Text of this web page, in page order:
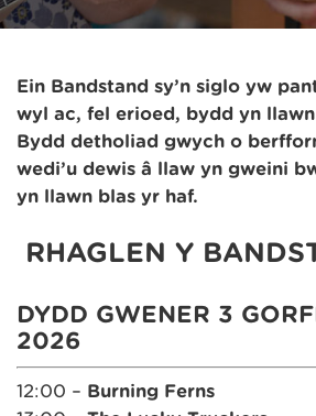
Ein Bandstand sy’n siglo yw
ŵyl ac, fel erioed, bydd yn llawn
Bydd detholiad gwych o
wedi’u dewis â llaw yn gweini
yn llawn blas yr haf.
RHAGLEN Y
DYDD GWENER 3
2026
12:00 – Burning Ferns